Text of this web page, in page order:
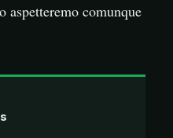
aspetteremo comunque